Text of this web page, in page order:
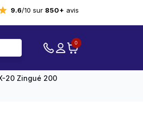
9.6/10 sur 850+ avis
0
20 Zingué 200